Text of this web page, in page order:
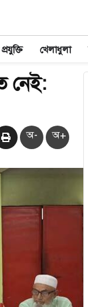
খেলাধুলা
নেই:
অ- অ+